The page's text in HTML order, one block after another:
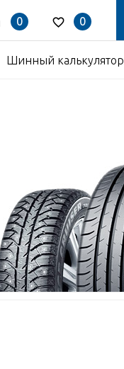
0
0
Шинный калькулятор